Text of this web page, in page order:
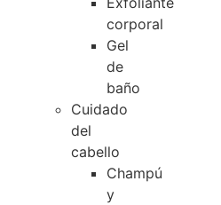
corporal
Gel
de
baño
Cuidado
del
cabello
Champú
y